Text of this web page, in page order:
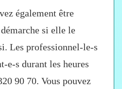
également être
si elle le
Les professionnel-le-s
e-s durant les heures
90 70. Vous pouvez